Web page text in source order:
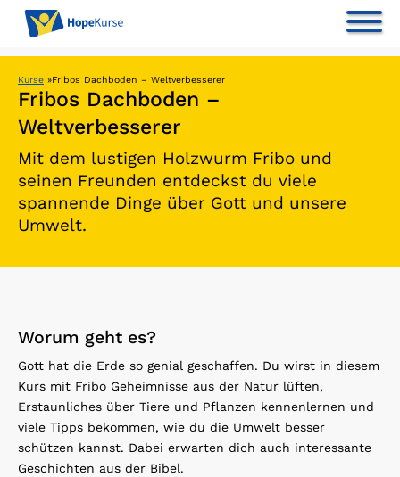
Kurse »Fribos Dachboden – Weltverbesserer
Fribos Dachboden –
Weltverbesserer
Mit dem lustigen Holzwurm Fribo und
seinen Freunden entdeckst du viele
spannende Dinge über Gott und unsere
Umwelt.
Worum geht es?
Gott hat die Erde so genial geschaffen. Du wirst in diesem
Kurs mit Fribo Geheimnisse aus der Natur lüften,
Erstaunliches über Tiere und Pflanzen kennenlernen und
viele Tipps bekommen, wie du die Umwelt besser
schützen kannst. Dabei erwarten dich auch interessante
Geschichten aus der Bibel.